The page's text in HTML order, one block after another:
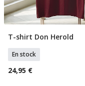
Sélectionner Tailles
T-shirt Don Herold
En stock
24,95 €